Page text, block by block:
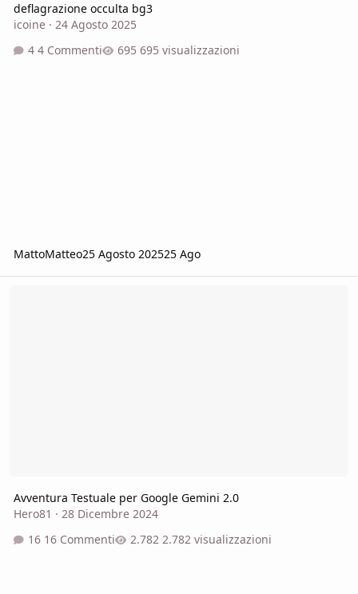
deflagrazione occulta bg3
icoine· 24 Agosto 2025
4 Commenti
695 visualizzazioni
MattoMatteo25 Agosto 202525 Ago
Avventura Testuale per Google Gemini 2.0
Hero81 · 28 Dicembre 2024
16 Commenti
2.782 visualizzazioni